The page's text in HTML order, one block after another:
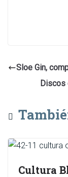
Sloe Gin,
Discos
Cultura